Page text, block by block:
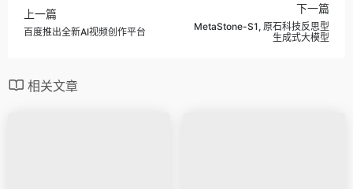
上一篇
百度推出全新AI视频创作平台
下一篇
MetaStone-S1, 原石科技反思型
生成式大模型
相关文章